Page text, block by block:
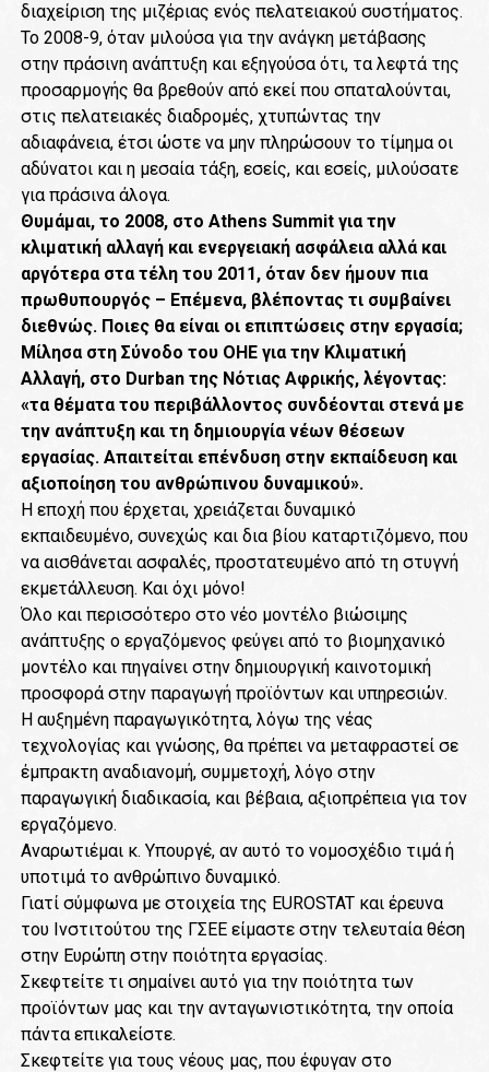
διαχείριση της μιζέριας ενός πελατειακού συστήματος.
Το 2008-9, όταν μιλούσα για την ανάγκη μετάβασης
στην πράσινη ανάπτυξη και εξηγούσα ότι, τα λεφτά της
προσαρμογής θα βρεθούν από εκεί που σπαταλούνται,
στις πελατειακές διαδρομές, χτυπώντας την
αδιαφάνεια, έτσι ώστε να μην πληρώσουν το τίμημα οι
αδύνατοι και η μεσαία τάξη, εσείς, και εσείς, μιλούσατε
για πράσινα άλογα.
Θυμάμαι, το 2008, στο Athens Summit για την
κλιματική αλλαγή και ενεργειακή ασφάλεια αλλά και
αργότερα στα τέλη του 2011, όταν δεν ήμουν πια
πρωθυπουργός – Επέμενα, βλέποντας τι συμβαίνει
διεθνώς. Ποιες θα είναι οι επιπτώσεις στην εργασία;
Μίλησα στη Σύνοδο του ΟΗΕ για την Κλιματική
Αλλαγή, στο Durban της Νότιας Αφρικής, λέγοντας:
«τα θέματα του περιβάλλοντος συνδέονται στενά με
την ανάπτυξη και τη δημιουργία νέων θέσεων
εργασίας. Απαιτείται επένδυση στην εκπαίδευση και
αξιοποίηση του ανθρώπινου δυναμικού».
Η εποχή που έρχεται, χρειάζεται δυναμικό
εκπαιδευμένο, συνεχώς και δια βίου καταρτιζόμενο, που
να αισθάνεται ασφαλές, προστατευμένο από τη στυγνή
εκμετάλλευση. Και όχι μόνο!
Όλο και περισσότερο στο νέο μοντέλο βιώσιμης
ανάπτυξης ο εργαζόμενος φεύγει από το βιομηχανικό
μοντέλο και πηγαίνει στην δημιουργική καινοτομική
προσφορά στην παραγωγή προϊόντων και υπηρεσιών.
Η αυξημένη παραγωγικότητα, λόγω της νέας
τεχνολογίας και γνώσης, θα πρέπει να μεταφραστεί σε
έμπρακτη αναδιανομή, συμμετοχή, λόγο στην
παραγωγική διαδικασία, και βέβαια, αξιοπρέπεια για τον
εργαζόμενο.
Αναρωτιέμαι κ. Υπουργέ, αν αυτό το νομοσχέδιο τιμά ή
υποτιμά το ανθρώπινο δυναμικό.
Γιατί σύμφωνα με στοιχεία της EUROSTAT και έρευνα
του Ινστιτούτου της ΓΣΕΕ είμαστε στην τελευταία θέση
στην Ευρώπη στην ποιότητα εργασίας.
Σκεφτείτε τι σημαίνει αυτό για την ποιότητα των
προϊόντων μας και την ανταγωνιστικότητα, την οποία
πάντα επικαλείστε.
Σκεφτείτε για τους νέους μας, που έφυγαν στο